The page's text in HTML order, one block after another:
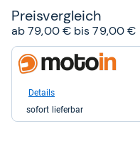
Preis­ver­gleich
ab 79,00 € bis 79,00 €
zum
Shop:
motoin
für
Details
sofort lieferbar